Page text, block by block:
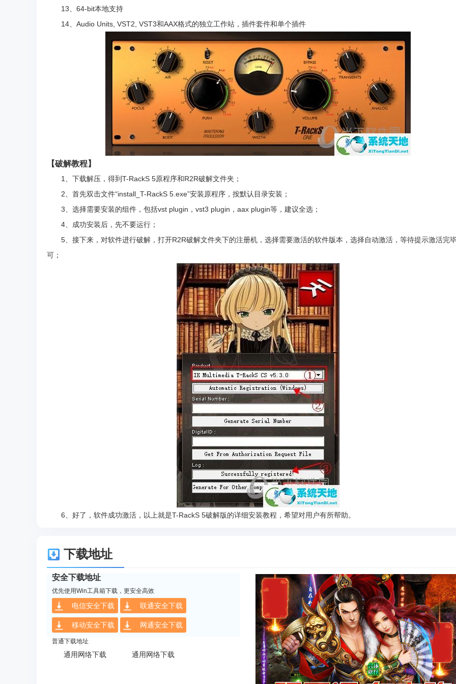
13、64-bit本地支持
14、Audio Units, VST2, VST3和AAX格式的独立工作站，插件套件和单个插件
【破解教程】
1、下载解压，得到T-RackS 5原程序和R2R破解文件夹；
2、首先双击文件“install_T-RackS 5.exe”安装原程序，按默认目录安装；
3、选择需要安装的组件，包括vst plugin，vst3 plugin，aax plugin等，建议全选；
4、成功安装后，先不要运行；
5、接下来，对软件进行破解，打开R2R破解文件夹下的注册机，选择需要激活的软件版本，选择自动激活，等待提示激活完
可；
6、好了，软件成功激活，以上就是T-RackS 5破解版的详细安装教程，希望对用户有所帮助。
下载地址
安全下载地址
优先使用Win工具箱下载，更安全高效
电信安全下载 联通安全下载
移动安全下载 网通安全下载
普通下载地址
通用网络下载 通用网络下载